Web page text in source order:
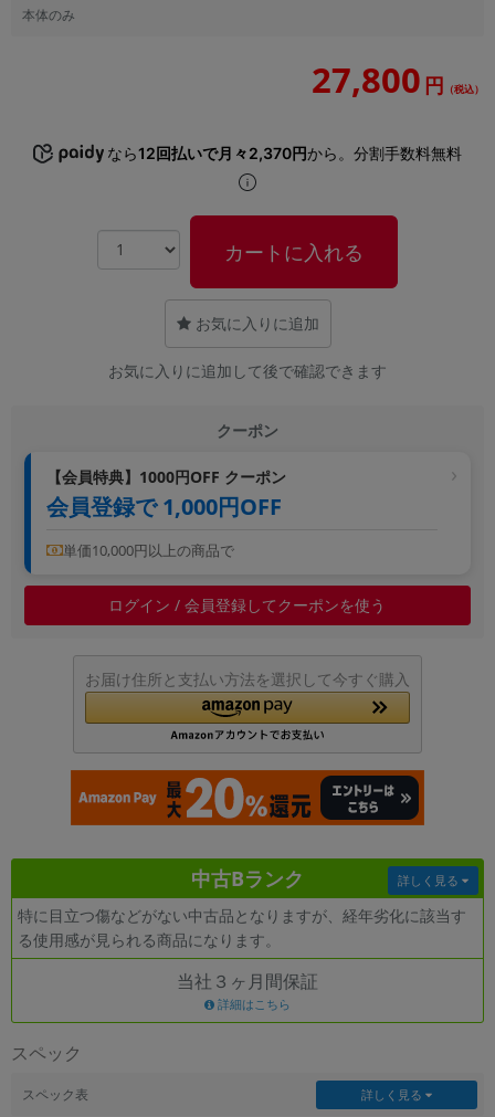
本体のみ
27,800 円 （税込）
なら12回払いで月々2,370円から。分割手数料無料
カートに入れる
お気に入りに追加
お気に入りに追加して後で確認できます
クーポン
【会員特典】1000円OFF クーポン
会員登録で 1,000円OFF
単価10,000円以上の商品で
ログイン / 会員登録してクーポンを使う
お届け住所と支払い方法を選択して今すぐ購入
中古Bランク
特に目立つ傷などがない中古品となりますが、経年劣化に該当す
る使用感が見られる商品になります。
詳しく見る
当社３ヶ月間保証
詳細はこちら
スペック
スペック表 詳しく見る
ランク
OS
~
~
価格
発売日
各項目のチェックボックスは「or検索」となります。
ただし機能別のみ「and検索」となります。